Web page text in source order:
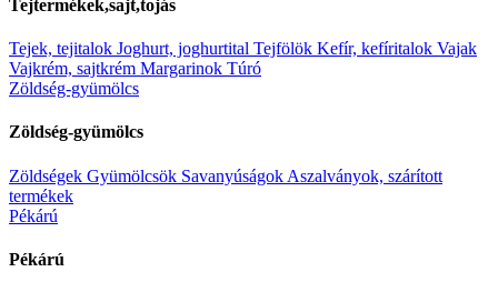
Tejtermékek,sajt,tojás
Tejek, tejitalok Joghurt, joghurtital Tejfölök Kefír, kefíritalok Vajak
Vajkrém, sajtkrém Margarinok Túró
Zöldség-gyümölcs
Zöldség-gyümölcs
Zöldségek Gyümölcsök Savanyúságok Aszalványok, szárított
termékek
Pékárú
Pékárú
Kapcsolódótermékek
Univer gulyáskrém csemege 70g
Tovább
Gyors megtekintés